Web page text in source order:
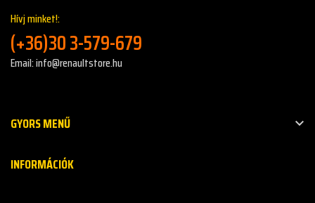
Hívj minket!:
(+36)30 3-579-679
Email: info@renaultstore.hu
GYORS MENŰ 
INFORMÁCIÓK